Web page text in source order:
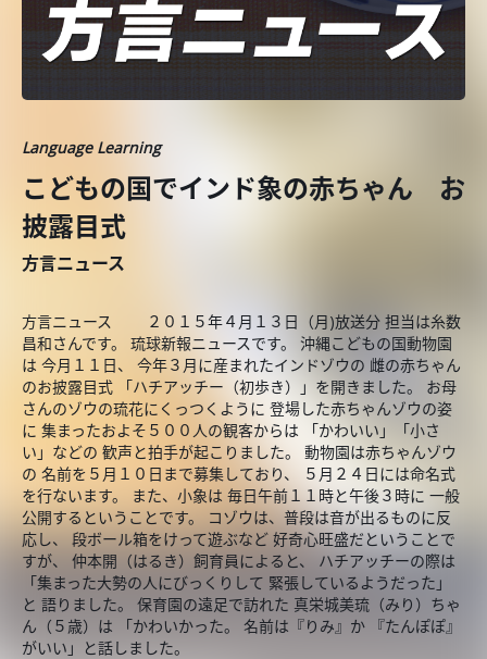
Language Learning
こどもの国でインド象の赤ちゃん お
披露目式
方言ニュース
方言ニュース ２０１５年４月１３日（月)放送分 担当は糸数
昌和さんです。 琉球新報ニュースです。 沖縄こどもの国動物園
は 今月１１日、 今年３月に産まれたインドゾウの 雌の赤ちゃん
のお披露目式 「ハチアッチー（初歩き）」を開きました。 お母
さんのゾウの琉花にくっつくように 登場した赤ちゃんゾウの姿
に 集まったおよそ５００人の観客からは 「かわいい」「小さ
い」などの 歓声と拍手が起こりました。 動物園は赤ちゃんゾウ
の 名前を５月１０日まで募集しており、 ５月２４日には命名式
を行ないます。 また、小象は 毎日午前１１時と午後３時に 一般
公開するということです。 コゾウは、普段は音が出るものに反
応し、 段ボール箱をけって遊ぶなど 好奇心旺盛だということで
すが、 仲本開（はるき）飼育員によると、 ハチアッチーの際は
「集まった大勢の人にびっくりして 緊張しているようだった」
と 語りました。 保育園の遠足で訪れた 真栄城美琉（みり）ちゃ
ん（５歳）は 「かわいかった。 名前は『りみ』か 『たんぽぽ』
がいい」と話しました。